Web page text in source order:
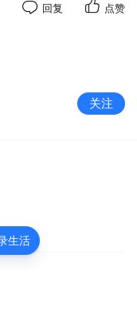
回复 点赞
关注
生活